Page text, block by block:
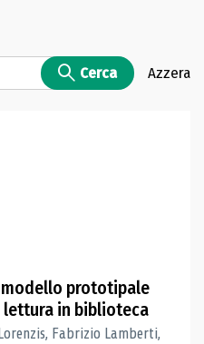
Cerca Azzera
modello prototipale
lettura in biblioteca
Fabrizio Lamberti,